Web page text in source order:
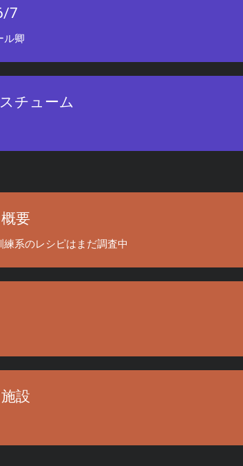
7
ル卿
チューム
要
系のレシピはまだ調査中
設